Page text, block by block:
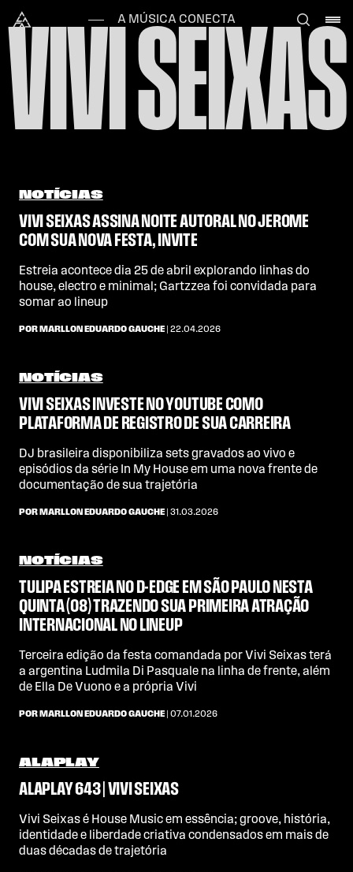
Alataj
A MÚSICA CONECTA
VIVI SEIXAS
NOTÍCIAS
VIVI SEIXAS ASSINA NOITE AUTORAL NO JEROME
COM SUA NOVA FESTA, INVITE
Estreia acontece dia 25 de abril explorando linhas do
house, electro e minimal; Gartzzea foi convidada para
somar ao lineup
POR MARLLON EDUARDO GAUCHE | 22.04.2026
NOTÍCIAS
VIVI SEIXAS INVESTE NO YOUTUBE COMO
PLATAFORMA DE REGISTRO DE SUA CARREIRA
DJ brasileira disponibiliza sets gravados ao vivo e
episódios da série In My House em uma nova frente de
documentação de sua trajetória
POR MARLLON EDUARDO GAUCHE | 31.03.2026
NOTÍCIAS
TULIPA ESTREIA NO D-EDGE EM SÃO PAULO NESTA
QUINTA (08) TRAZENDO SUA PRIMEIRA ATRAÇÃO
INTERNACIONAL NO LINEUP
Terceira edição da festa comandada por Vivi Seixas terá
a argentina Ludmila Di Pasquale na linha de frente, além
de Ella De Vuono e a própria Vivi
POR MARLLON EDUARDO GAUCHE | 07.01.2026
ALAPLAY
ALAPLAY 643 | VIVI SEIXAS
Vivi Seixas é House Music em essência; groove, história,
identidade e liberdade criativa condensados em mais de
duas décadas de trajetória